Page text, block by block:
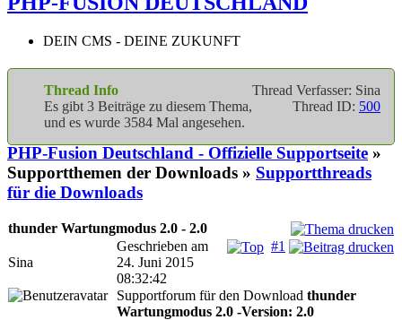
DEIN CMS - DEINE ZUKUNFT
Thread Verfasser: Sina
Thread ID: 500
Thread Info
Es gibt 3 Beiträge zu diesem Thema,
und es wurde 3584 Mal angesehen.
PHP-Fusion Deutschland - Offizielle Supportseite »
Supportthemen der Downloads » Supportthreads
für die Downloads
thunder Wartungmodus 2.0 - 2.0
Sina
#1
Geschrieben am
24. Juni 2015
08:32:42
Supportforum für den Download thunder
Wartungmodus 2.0 -Version: 2.0